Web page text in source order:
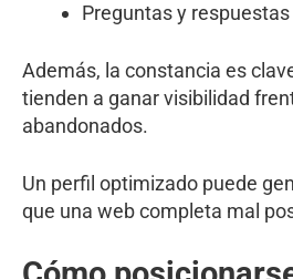
Preguntas y
Además, la constancia es
tienden a ganar visibilidad
abandonados.
Un perfil optimizado puede
que una web completa mal